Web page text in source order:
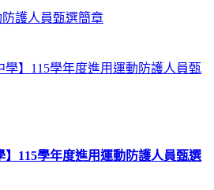
護人員甄選簡章
】115學年度進用運動防護人員甄選